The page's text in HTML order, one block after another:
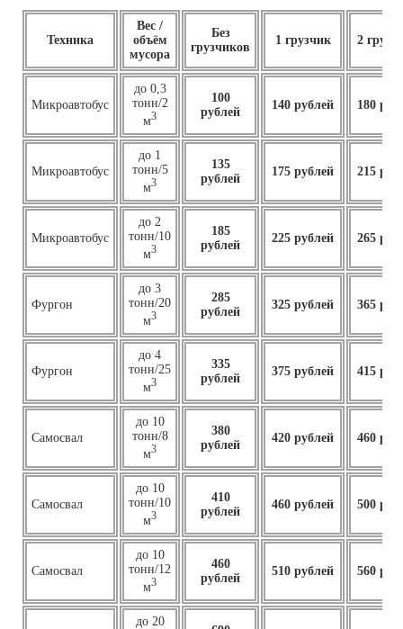
Техника
Вес /
объём
мусора
Без
грузчиков
1 грузчик 2
Микроавтобус
до 0,3
тонн/2
м3
100
рублей
140 рублей 180
Микроавтобус
до 1
тонн/5
м3
135
рублей
175 рублей 215
Микроавтобус
до 2
тонн/10
м3
185
рублей
225 рублей 265
Фургон
до 3
тонн/20
м3
285
рублей
325 рублей 365
Фургон
до 4
тонн/25
м3
335
рублей
375 рублей 415
Самосвал
до 10
тонн/8
м3
380
рублей
420 рублей 460
Самосвал
до 10
тонн/10
м3
410
рублей
460 рублей 500
Самосвал
до 10
тонн/12
м3
460
рублей
510 рублей 560
до 20